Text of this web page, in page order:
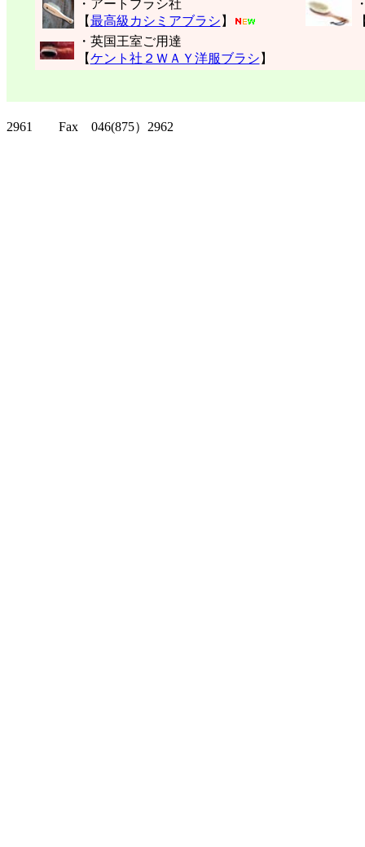
・アートブラシ社
【最高級カシミアブラシ 】
・英国王室ご用達
【ケント社２ＷＡＹ洋服ブラシ 】
2961 Fax 046(875）2962